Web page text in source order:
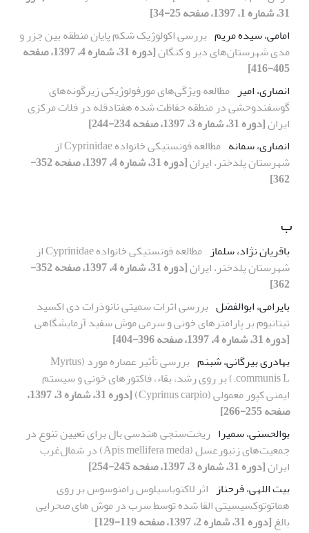
31، شماره 1، 1397، صفحه 25-34]
امامی، سیده مریم بررسی اکولوژیک شکم پایان منطقه بین جزر و
مدی شهرستان‌های دیر و کنگان
[دوره 31، شماره 4، 1397، صفحه
405-416]
انصاری، امیر مطالعه ویژگی‌های مورفولوژیکی زیرگونه‌های
گوسفندوحشی در منطقه حفاظت شده هفتادقله در فلات مرکزی
ایران[دوره 31، شماره 3، 1397، صفحه 234-244]
انصاری، سمانه
مطالعه فونستیکی خانواده Cyprinidae از
شهرستان پلدختر، ایران
[دوره 31، شماره 4، 1397، صفحه 352-
362]
ب
باقریان نژاد، سلماز
مطالعه فونستیکی خانواده Cyprinidae از
شهرستان پلدختر، ایران
[دوره 31، شماره 4، 1397، صفحه 352-
362]
بایرامی، ابوالفضل بررسی اثرات سمیتی نانوذرات دی اکسید
تیتانیوم بر پارامتر‎های خونی و سرمی موش سفید آزمایشگاهی
[دوره 31، شماره 4، 1397، صفحه 396-404]
بهادری بیرگانی، شبنم
بررسی تأثیر عصاره مورد (Myrtus
communis L.) بر روی رشد، بقاء، فاکتورهای خونی و سیستم
ایمنی کپور معمولی (Cyprinus carpio)
[دوره 31، شماره 3، 1397،
صفحه 255-266]
بوالحسنی، سمیرا ریخت‌سنجی هندسی بال برای تعیین تنوع در
جمعیت‌های زنبورعسل (Apis mellifera meda) در شمال‌غرب
ایران[دوره 31، شماره 3، 1397، صفحه 245-254]
بیت اللهی، فرحناز اثر لاکتوباسیلوس رامنوسوس بر روی
هماتوتوکسیسیتی القا شده توسط سرب در موش های صحرایی
بالغ[دوره 31، شماره 2، 1397، صفحه 119-129]